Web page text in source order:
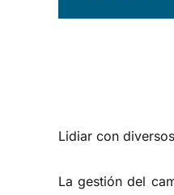
Lidiar con
La gestión del